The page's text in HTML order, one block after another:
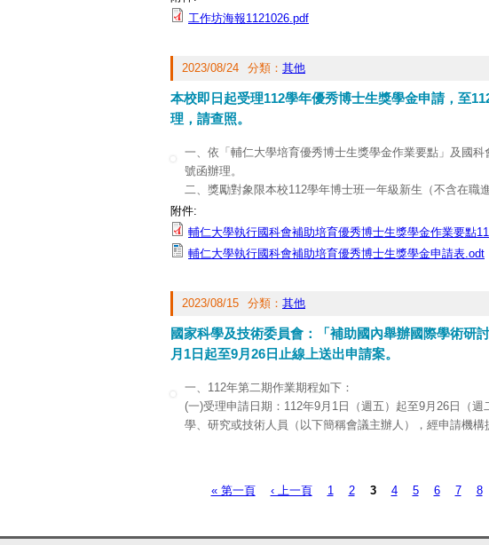
新研究」，相關活動資訊如下：
(三)敬請貴單位鼓勵教師升等及新進教師務必出席，並請至
http://activity.dsa.fju.edu.tw/ActivityList.jsp
(四)名額有限，以教師及研究生為優先，全程參與本項活動
耕起飛(學習面)時數1.5小時。
三、本處邀請本校蔡宗佑教務長/焯炤講座教授分享座談，
相關活動資訊如下：
(一)時間：112年11月15日（三）中午12時至13時30分。
工作坊海報1121026.pdf
2023/08/24 分類： 其他
本校即日起受理112學年優秀博士生獎學金申請，至
理，請查照。
一、依「輔仁大學培育優秀博士生獎學金作業要點」及國
號函辦理。
二、獎勵對象限本校112學年博士班一年級新生（不含在職
生）。
三、隨文檢附作業要點及獎學金申請表如附件；亦可由研發
四、敬請完成申請表，並備妥學術研究倫理教育課程修課證
附件:
輔仁大學執行國科會補助培育優秀博士生獎學金作業要點
輔仁大學執行國科會補助培育優秀博士生獎學金申請表.odt
2023/08/15 分類： 其他
國家科學及技術委員會：「補助國內舉辦國際學術研
月1日起至9月26日止線上送出申請案。
一、112年第二期作業期程如下：
(一)受理申請日期：112年9月1日（週五）起至9月26日（
學、研究或技術人員（以下簡稱會議主辦人），經申請機
助之案件以結案時歸墊方式補助，所需費用由申請機構先
(三)審查結果預定公告日期：112年12月1日（週五）。
« 第一頁 ‹ 上一頁 1 2 3 4 5 6 7 8